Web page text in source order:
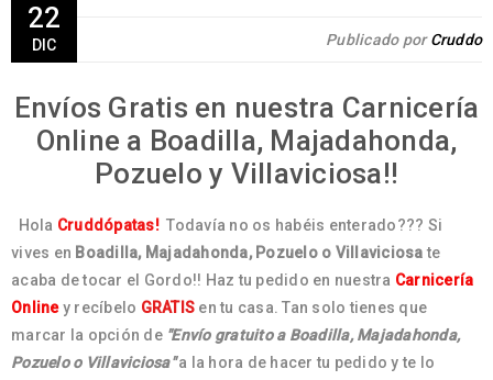
22
DIC Publicado porCruddo
Envíos Gratis en nuestra Carnicería
Online a Boadilla, Majadahonda,
Pozuelo y Villaviciosa!!
Hola Cruddópatas!Todavía no os habéis enterado??? Si
vives en Boadilla, Majadahonda, Pozuelo o Villaviciosate
acaba de tocar el Gordo!! Haz tu pedido en nuestra Carnicería
Online y recíbelo GRATIS en tu casa. Tan solo tienes que
marcar la opción de "Envío gratuito a Boadilla, Majadahonda,
Pozuelo o Villaviciosa"a la hora de hacer tu pedido y te lo